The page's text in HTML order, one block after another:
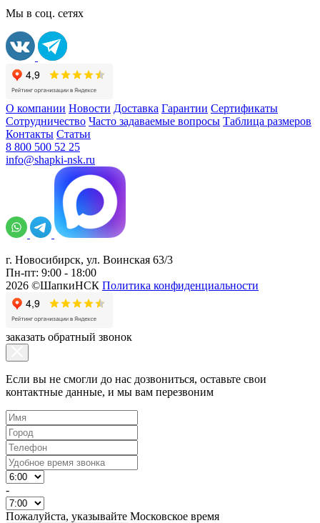
Мы в соц. сетях
О компании Новости Доставка Гарантии Сертификаты
Сотрудничество Часто задаваемые вопросы Таблица размеров
Контакты Статьи
8 800 500 52 25
info@shapki-nsk.ru
г. Новосибирск, ул. Воинская 63/3
Пн-пт: 9:00 - 18:00
2026 ©ШапкиНСК Политика конфиденциальности
заказать обратный звонок
Если вы не смогли до нас дозвониться, оставьте свои
контактные данные, и мы вам перезвоним
-
Пожалуйста, указывайте Московское время